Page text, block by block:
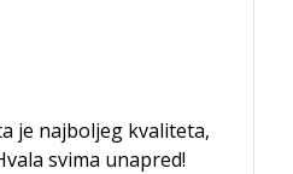
je najboljeg kvaliteta,
svima unapred!